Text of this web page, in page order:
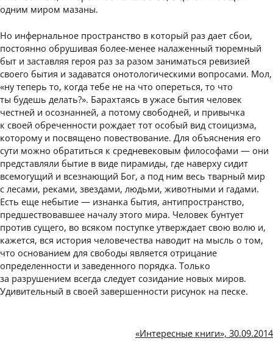
одним миром мазаны.
Но инфернальное пространство в который раз дает сбои,
постоянно обрушивая более-менее налаженный тюремный
быт и заставляя героя раз за разом заниматься ревизией
своего бытия и задаватся онотологическими вопросами. Мол,
«ну теперь то, когда тебе не на что опереться, то что
ты будешь делать?». Барахтаясь в ужасе бытия человек
честней и осознанней, а потому свободней, и привычка
к своей обреченности рождает тот особый вид стоицизма,
которому и посвящено повествование. Для объяснения его
сути можно обратиться к средневековым философами — они
представляли бытие в виде пирамиды, где наверху сидит
всемогущий и всезнающий Бог, а под ним весь тварный мир
с лесами, реками, звездами, людьми, животными и гадами.
Есть еще небытие — изнанка бытия, антипространство,
предшествовавшее началу этого мира. Человек бунтует
против сущего, во всяком поступке утверждает свою волю и,
кажется, вся история человечества наводит на мысль о том,
что основанием для свободы является отрицание
определенности и заведенного порядка. Только
за разрушением всегда следует созидание новых миров.
Удивительный в своей завершенности рисунок на песке.
«Интересные книги», 30.09.2014